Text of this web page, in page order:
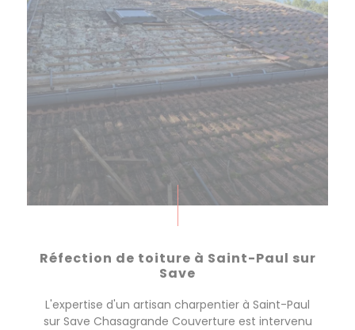
Réfection de toiture à Saint-Paul sur
Save
L'expertise d'un artisan charpentier à Saint-Paul
sur Save Chasagrande Couverture est intervenu